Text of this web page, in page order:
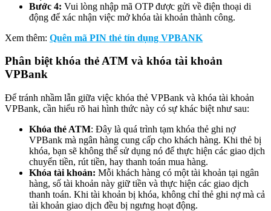
Bước 4: Vui lòng nhập mã OTP được gửi về điện thoại di
động để xác nhận việc mở khóa tài khoản thành công.
Xem thêm: Quên mã PIN thẻ tín dụng VPBANK
Phân biệt khóa thẻ ATM và khóa tài khoản
VPBank
Để tránh nhầm lẫn giữa việc khóa thẻ VPBank và khóa tài khoản
VPBank, cần hiểu rõ hai hình thức này có sự khác biệt như sau:
Khóa thẻ ATM: Đây là quá trình tạm khóa thẻ ghi nợ
VPBank mà ngân hàng cung cấp cho khách hàng. Khi thẻ bị
khóa, bạn sẽ không thể sử dụng nó để thực hiện các giao dịch
chuyển tiền, rút tiền, hay thanh toán mua hàng.
Khóa tài khoản: Mỗi khách hàng có một tài khoản tại ngân
hàng, số tài khoản này giữ tiền và thực hiện các giao dịch
thanh toán. Khi tài khoản bị khóa, không chỉ thẻ ghi nợ mà cả
tài khoản giao dịch đều bị ngưng hoạt động.